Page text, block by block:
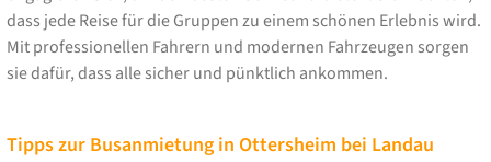
dass jede Reise für die Gruppen zu einem schönen Erlebnis wird.
Mit professionellen Fahrern und modernen Fahrzeugen sorgen
sie dafür, dass alle sicher und pünktlich ankommen.
Tipps zur Busanmietung in Ottersheim bei Landau